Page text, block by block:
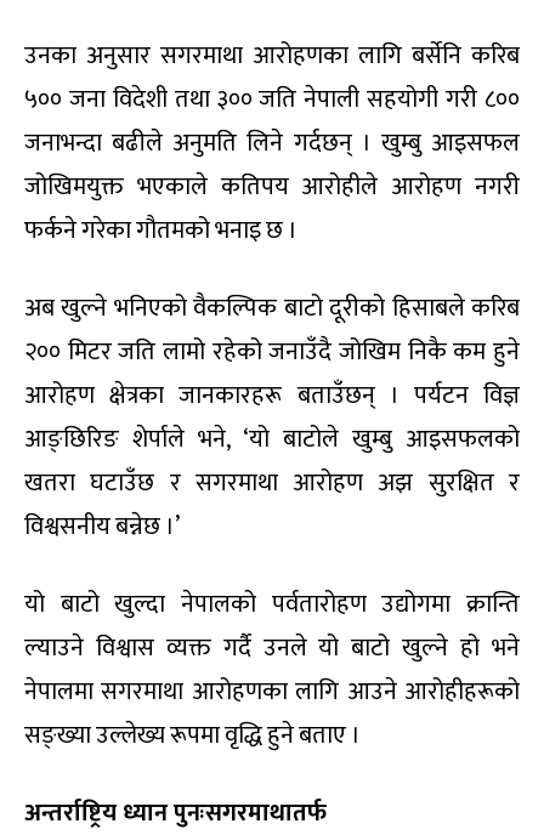
उनका अनुसार सगरमाथा आरोहणका लागि बर्सेनि करिब
५०० जना विदेशी तथा ३०० जति नेपाली सहयोगी गरी ८००
जनाभन्दा बढीले अनुमति लिने गर्दछन् । खुम्बु आइसफल
जोखिमयुक्त भएकाले कतिपय आरोहीले आरोहण नगरी
फर्कने गरेका गौतमको भनाइ छ ।
अब खुल्ने भनिएको वैकल्पिक बाटो दूरीको हिसाबले करिब
२०० मिटर जति लामो रहेको जनाउँदै जोखिम निकै कम हुने
आरोहण क्षेत्रका जानकारहरू बताउँछन् । पर्यटन विज्ञ
आङ्छिरिङ शेर्पाले भने, ‘यो बाटोले खुम्बु आइसफलको
खतरा घटाउँछ र सगरमाथा आरोहण अझ सुरक्षित र
विश्वसनीय बन्नेछ ।’
यो बाटो खुल्दा नेपालको पर्वतारोहण उद्योगमा क्रान्ति
ल्याउने विश्वास व्यक्त गर्दै उनले यो बाटो खुल्ने हो भने
नेपालमा सगरमाथा आरोहणका लागि आउने आरोहीहरूको
सङ्ख्या उल्लेख्य रूपमा वृद्धि हुने बताए ।
अन्तर्राष्ट्रिय ध्यान पुनःसगरमाथातर्फ